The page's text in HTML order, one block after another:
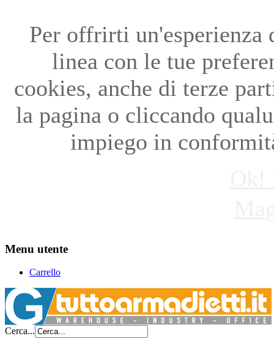
Per offrirti un'esperienza
linea con le tue
cookies, anche di terze
la pagina o cliccando
impiego in
Menu utente
Carrello
Cerca...